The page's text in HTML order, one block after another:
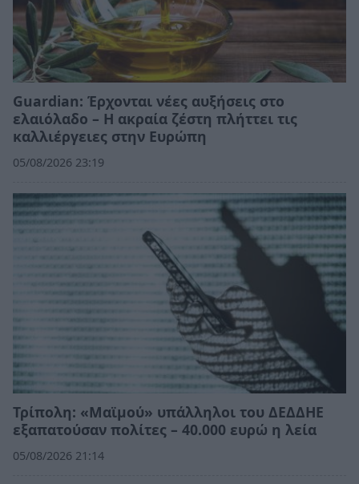
Guardian: Έρχονται νέες αυξήσεις στο
ελαιόλαδο – Η ακραία ζέστη πλήττει τις
καλλιέργειες στην Ευρώπη
05/08/2026 23:19
Τρίπολη: «Μαϊμού» υπάλληλοι του ΔΕΔΔΗΕ
εξαπατούσαν πολίτες – 40.000 ευρώ η λεία
05/08/2026 21:14